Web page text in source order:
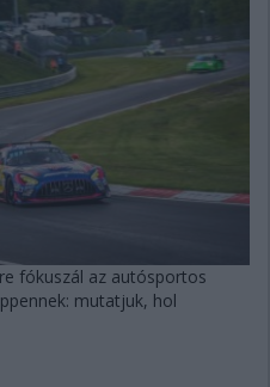
fókuszál az autósportos
mutatjuk, hol